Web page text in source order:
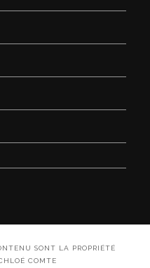
SONT LA PROPRIÉTÉ
COMTE